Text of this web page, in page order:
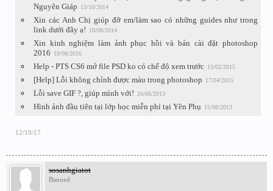
Nguyên Giáp
13/10/2014
Xin các Anh Chị giúp đỡ em/làm sao có những guides như trong
link dưới đây ạ!
18/08/2014
Xin kinh nghiệm làm ảnh phục hồi và bản cài đặt photoshop
2016
18/08/2016
Help - PTS CS6 mở file PSD ko có chế độ xem trước 13/02/2015
[Help] Lỗi không chỉnh được màu trong photoshop 17/04/2015
Lỗi save GIF ?, giúp mình với! 26/06/2013
Hình ảnh đầu tiên tại lớp học miễn phí tại Yên Phụ 15/08/2013
12/10/17
sosanhgiatot
Banned